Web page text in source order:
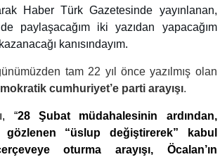
Haber Türk Gazetesinde yayınlanan,
paylaşacağım iki yazıdan yapacağım
kanısındayım.
tam 22 yıl önce yazılmış olan
cumhuriyet’e parti arayışı.
“28 Şubat müdahalesinin ardından,
gözlenen “üslup değiştirerek” kabul
oturma arayışı, Öcalan’ın